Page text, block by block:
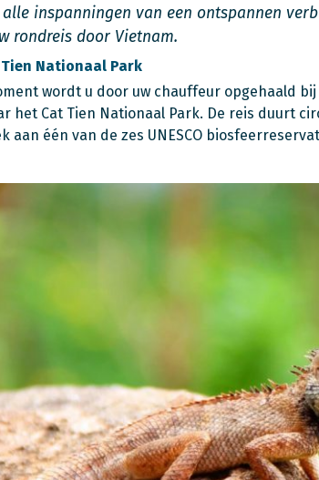
inspanningen van een ontspannen
rondreis door Vietnam.
Nationaal Park
wordt u door uw chauffeur opgehaald bij
het Cat Tien Nationaal Park. De reis duurt
aan één van de zes UNESCO